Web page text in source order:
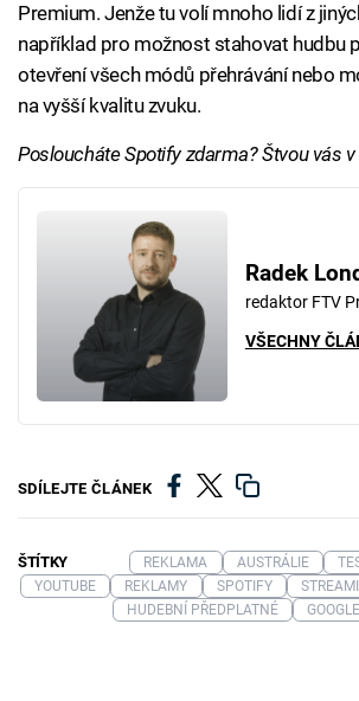
Premium. Jenže tu volí mnoho lidí z
například pro možnost stahovat hudbu
otevření všech módů přehrávání nebo
na vyšší kvalitu zvuku.
Posloucháte Spotify zdarma? Štvou vás
Radek
redaktor FTV
VŠECHNY
SDÍLEJTE ČLÁNEK
ŠTÍTKY REKLAMA AUSTRÁLIE
YOUTUBE
REKLAMY SPOTIFY
HUDEBNÍ PŘEDPLATNÉ